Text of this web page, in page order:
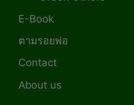
E-Book
ตามรอยพ่อ
Contact
About us